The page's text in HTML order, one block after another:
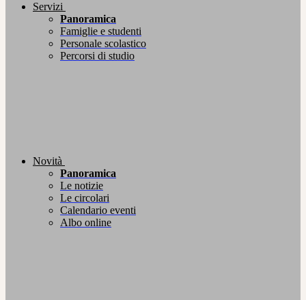
Servizi
Panoramica
Famiglie e studenti
Personale scolastico
Percorsi di studio
Novità
Panoramica
Le notizie
Le circolari
Calendario eventi
Albo online